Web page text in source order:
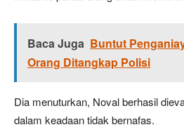
Baca Juga Buntut
Orang Ditangkap Polisi
Dia menuturkan, Noval berhasil
dalam keadaan tidak bernafas.